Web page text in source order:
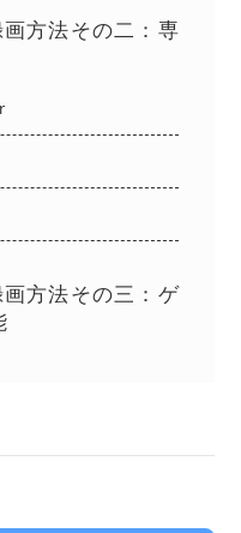
方法その二：専
方法その三：ゲ